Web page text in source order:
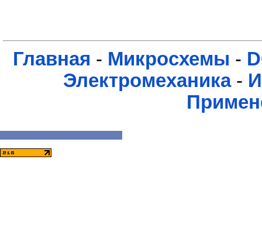
Главная - Микросхемы -
Электромеханика-